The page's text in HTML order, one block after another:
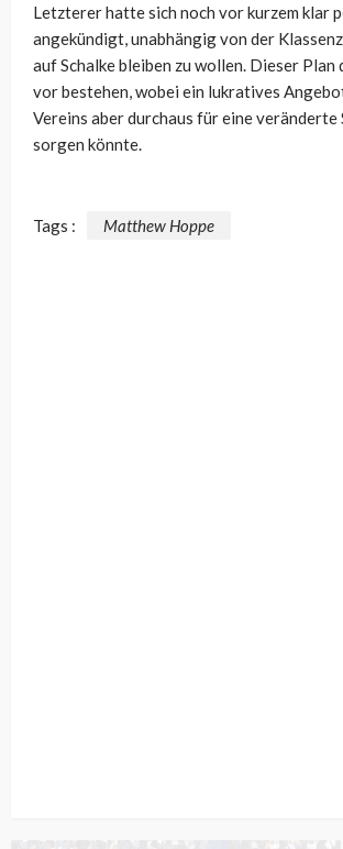
Letzterer hatte sich noch vor kurzem klar
angekündigt, unabhängig von der
auf Schalke bleiben zu wollen. Dieser Plan
vor bestehen, wobei ein lukratives
Vereins aber durchaus für eine
sorgen könnte.
Tags : Matthew Hoppe